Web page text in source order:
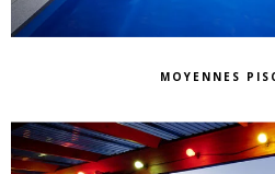
MOYENNES